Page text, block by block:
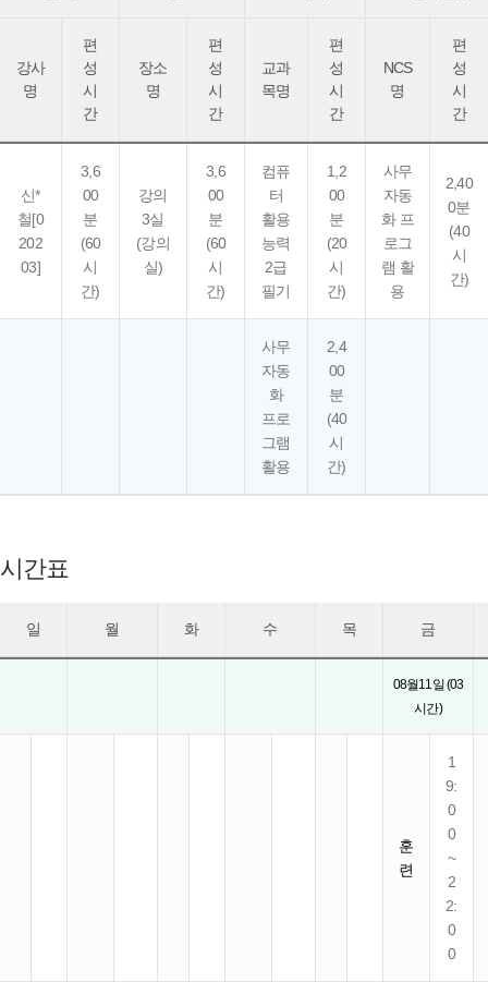
강사
명
편
성
시
간
장소
명
편
성
시
간
교과
목명
편
성
시
간
NCS
명
편
성
시
간
신*
철[0
202
03]
3,6
00
분
(60
시
간)
강의
3실
(강의
실)
3,6
00
분
(60
시
간)
컴퓨
터
활용
능력
2급
필기
1,2
00
분
(20
시
간)
사무
자동
화 프
로그
램 활
용
2,40
0분
(40
시
간)
사무
자동
화
프로
그램
활용
2,4
00
분
(40
시
간)
시간표
일 월 화 수 목 금
08월11일 (03
시간)
훈
련
1
9:
0
0
~
2
2:
0
0